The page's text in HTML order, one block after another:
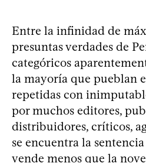
Entre la infinidad de
presuntas verdades de
categóricos
la mayoría que pueblan
repetidas con
por muchos editores,
distribuidores, críticos,
se encuentra la
vende menos que la